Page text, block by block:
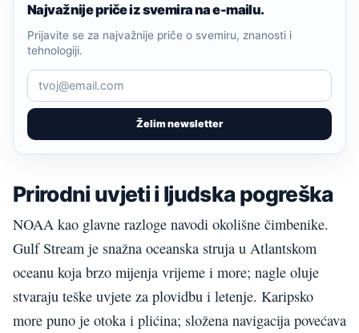
Najvažnije priče iz svemira na e-mailu.
Želim newsletter
Prijavite se za najvažnije priče o svemiru, znanosti i
tehnologiji.
Prirodni uvjeti i ljudska pogreška
NOAA kao glavne razloge navodi okolišne čimbenike.
Gulf Stream je snažna oceanska struja u Atlantskom
oceanu koja brzo mijenja vrijeme i more; nagle oluje
stvaraju teške uvjete za plovidbu i letenje. Karipsko
more puno je otoka i plićina; složena navigacija povećava